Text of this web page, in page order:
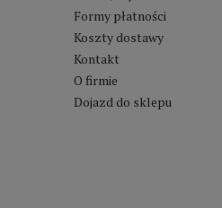
Formy płatności
Koszty dostawy
Kontakt
O firmie
Dojazd do sklepu